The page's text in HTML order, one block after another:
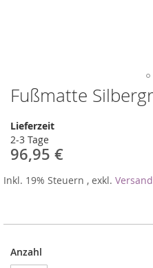
Fußmatte
Lieferzeit
2-3 Tage
96,95 €
Inkl. 19% Steuern , exkl.
Anzahl
Zum
Anfang
der
Bildergalerie
springen